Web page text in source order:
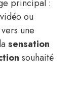
principal :
ou
une
sensation
souhaité